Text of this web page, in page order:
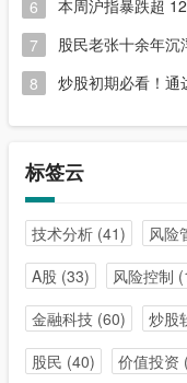
6
本周沪指暴跌超
7
股民老张十余年沉
8
炒股初期必看！通
标签云
技术分析(41) 风险
A股 (33) 风险控制
金融科技(60) 炒股
股民 (40) 价值投资